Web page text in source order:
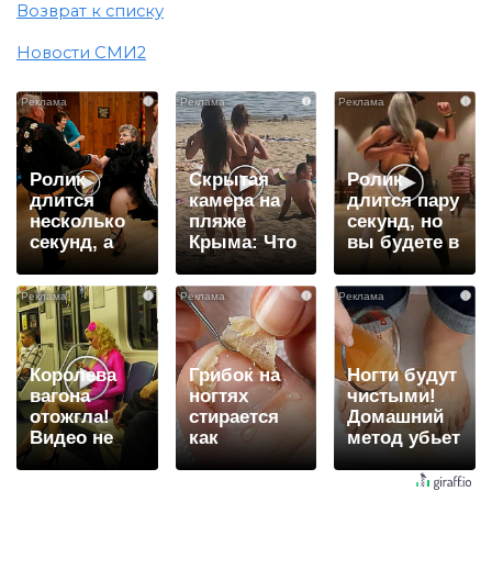
Возврат к списку
Новости СМИ2
i
Ролик
длится
несколько
секунд, а
смеяться
вы будете
долго
i
Скрытая
камера на
пляже
Крыма: Что
люди
вытворяют,
когда их не
видят...
i
Ролик
длится пару
секунд, но
вы будете в
шоке от
увиденного
i
Королева
вагона
отожгла!
Видео не
оставит
i
Грибок на
ногтях
стирается
как
ластиком!
i
Ногти будут
чистыми!
Домашний
метод убьет
грибок,
возьмите